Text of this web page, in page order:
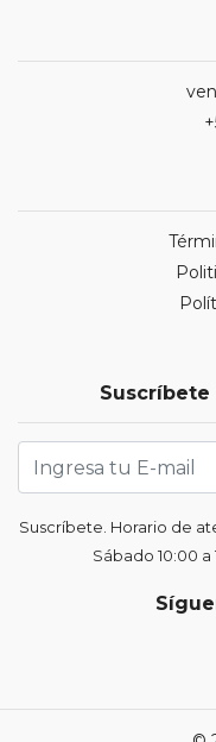
Suscríbete. Horario de
Sábado 10:00 a